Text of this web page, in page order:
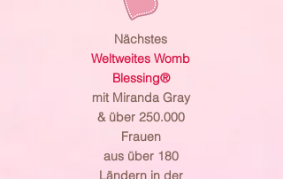
Nächstes
Weltweites Womb
Blessing®
mit Miranda Gray
& über 250.000
Frauen
aus über 180
Ländern in der